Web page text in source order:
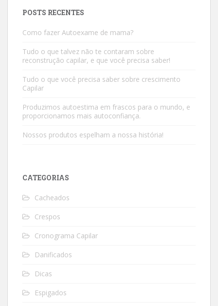
POSTS RECENTES
Como fazer Autoexame de mama?
Tudo o que talvez não te contaram sobre
reconstrução capilar, e que você precisa saber!
Tudo o que você precisa saber sobre crescimento
Capilar
Produzimos autoestima em frascos para o mundo, e
proporcionamos mais autoconfiança.
Nossos produtos espelham a nossa história!
CATEGORIAS
Cacheados
Crespos
Cronograma Capilar
Danificados
Dicas
Espigados